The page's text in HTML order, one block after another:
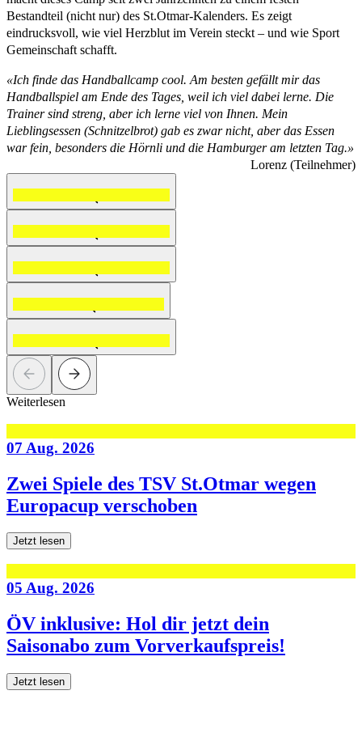
Bestandteil (nicht nur) des St.Otmar-Kalenders. Es zeigt
eindrucksvoll, wie viel Herzblut im Verein steckt – und wie Sport
Gemeinschaft schafft.
«Ich finde das Handballcamp cool. Am besten gefällt mir das
Handballspiel am Ende des Tages, weil ich viel dabei lerne. Die
Trainer sind streng, aber ich lerne viel von Ihnen. Mein
Lieblingsessen (Schnitzelbrot) gab es zwar nicht, aber das Essen
war fein, besonders die Hörnli und die Hamburger am letzten Tag.»
Lorenz (Teilnehmer)
Weiterlesen
07 Aug. 2026
Zwei Spiele des TSV St.Otmar wegen
Europacup verschoben
Jetzt lesen
05 Aug. 2026
ÖV inklusive: Hol dir jetzt dein
Saisonabo zum Vorverkaufspreis!
Jetzt lesen